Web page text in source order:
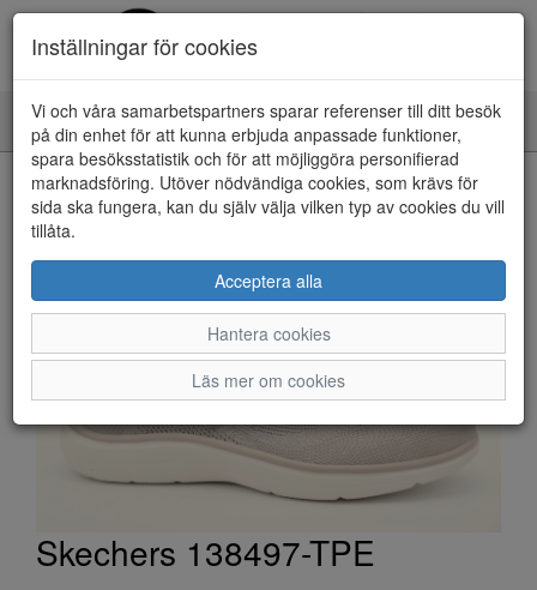
Toggle
navigation
HEM
Skechers 138497-TPE
Inställningar för cookies
Vi och våra samarbetspartners sparar referenser till ditt besök
på din enhet för att kunna erbjuda anpassade funktioner,
spara besöksstatistik och för att möjliggöra personifierad
marknadsföring. Utöver nödvändiga cookies, som krävs för
sida ska fungera, kan du själv välja vilken typ av cookies du vill
tillåta.
Acceptera alla
Hantera cookies
Läs mer om cookies